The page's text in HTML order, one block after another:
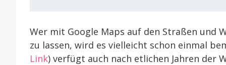
Wer mit Google Maps auf den Straßen und
zu lassen, wird es vielleicht schon einmal
Link) verfügt auch nach etlichen Jahren der